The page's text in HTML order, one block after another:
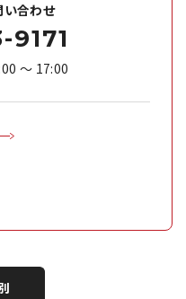
い合わせ
9171
～ 17:00